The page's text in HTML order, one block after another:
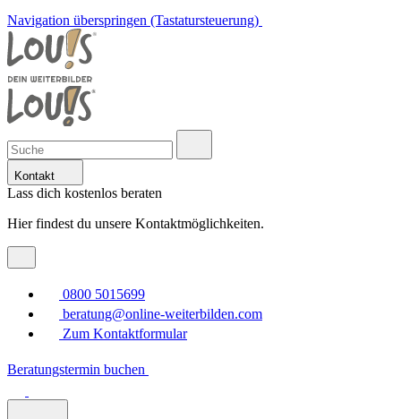
Navigation überspringen (Tastatursteuerung)
Kontakt
Lass dich kostenlos beraten
Hier findest du unsere Kontaktmöglichkeiten.
0800 5015699
beratung@online-weiterbilden.com
Zum Kontaktformular
Beratungstermin buchen